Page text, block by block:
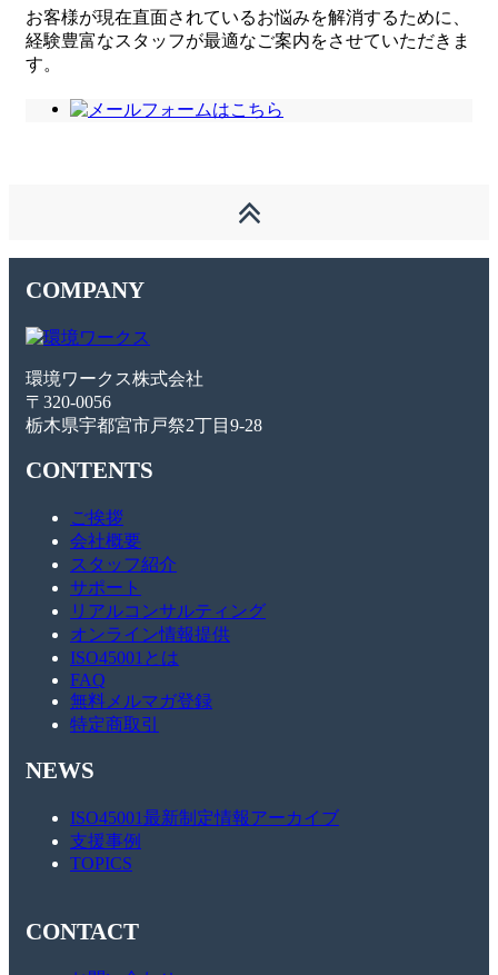
お客様が現在直面されているお悩みを解消するために、
経験豊富なスタッフが最適なご案内をさせていただきま
す。
COMPANY
環境ワークス株式会社
〒320-0056
栃木県宇都宮市戸祭2丁目9-28
CONTENTS
ご挨拶
会社概要
スタッフ紹介
サポート
リアルコンサルティング
オンライン情報提供
ISO45001とは
FAQ
無料メルマガ登録
特定商取引
NEWS
ISO45001最新制定情報アーカイブ
支援事例
TOPICS
CONTACT